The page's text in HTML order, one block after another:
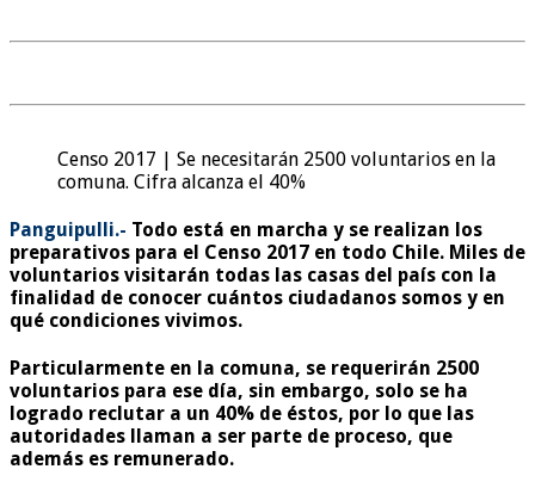
Censo 2017 | Se necesitarán 2500 voluntarios en la
comuna. Cifra alcanza el 40%
Panguipulli.- Todo está en marcha y se realizan los
preparativos para el Censo 2017 en todo Chile. Miles de
voluntarios visitarán todas las casas del país con la
finalidad de conocer cuántos ciudadanos somos y en
qué condiciones vivimos.
Particularmente en la comuna, se requerirán 2500
voluntarios para ese día, sin embargo, solo se ha
logrado reclutar a un 40% de éstos, por lo que las
autoridades llaman a ser parte de proceso, que
además es remunerado.